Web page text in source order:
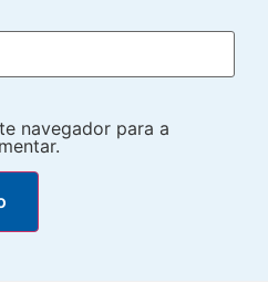
navegador para a